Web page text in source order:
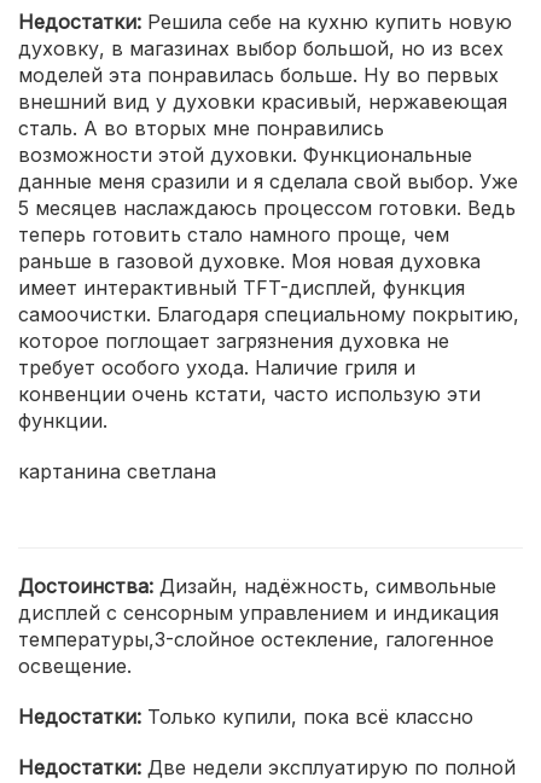
Недостатки: Решила себе на кухню купить новую
духовку, в магазинах выбор большой, но из всех
моделей эта понравилась больше. Ну во первых
внешний вид у духовки красивый, нержавеющая
сталь. А во вторых мне понравились
возможности этой духовки. Функциональные
данные меня сразили и я сделала свой выбор. Уже
5 месяцев наслаждаюсь процессом готовки. Ведь
теперь готовить стало намного проще, чем
раньше в газовой духовке. Моя новая духовка
имеет интерактивный TFT-дисплей, функция
самоочистки. Благодаря специальному покрытию,
которое поглощает загрязнения духовка не
требует особого ухода. Наличие гриля и
конвенции очень кстати, часто использую эти
функции.
картанина светлана
Достоинства: Дизайн, надёжность, символьные
дисплей с сенсорным управлением и индикация
температуры,3-слойное остекление, галогенное
освещение.
Недостатки: Только купили, пока всё классно
Недостатки: Две недели эксплуатирую по полной